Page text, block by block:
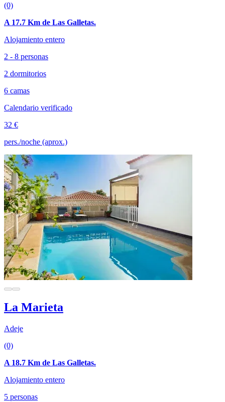
(0)
A 17.7 Km de Las Galletas.
Alojamiento entero
2 - 8 personas
2 dormitorios
6 camas
Calendario verificado
32 €
pers./noche (aprox.)
La Marieta
Adeje
(0)
A 18.7 Km de Las Galletas.
Alojamiento entero
5 personas